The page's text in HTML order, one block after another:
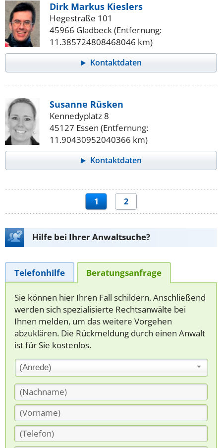
Dirk Markus Kieslers
Hegestraße 101
45966 Gladbeck (Entfernung:
11.385724808468046 km)
Kontaktdaten
Susanne Rüsken
Kennedyplatz 8
45127 Essen (Entfernung:
11.90430952040366 km)
Kontaktdaten
1 2
Hilfe bei Ihrer Anwaltsuche?
Telefonhilfe Beratungsanfrage
Sie können hier Ihren Fall schildern. Anschließend
werden sich spezialisierte Rechtsanwälte bei
Ihnen melden, um das weitere Vorgehen
abzuklären. Die Rückmeldung durch einen Anwalt
ist für Sie kostenlos.
(Anrede)